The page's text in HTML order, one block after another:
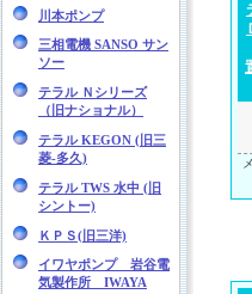
川本ポンプ
三相電機 SANSO サン
ソー
テラル Ｎシリーズ
（旧ナショナル）
テラル KEGON (旧三
菱-多久)
テラル TWS 水中 (旧
シントー)
ＫＰＳ(旧三洋)
イワヤポンプ 岩谷電
気製作所 IWAYA